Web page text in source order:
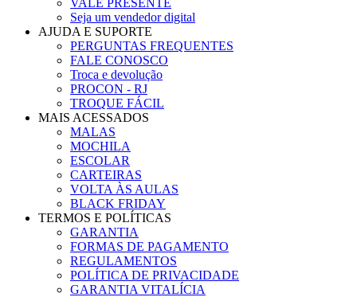
Seja um vendedor digital
AJUDA E SUPORTE
PERGUNTAS FREQUENTES
FALE CONOSCO
Troca e devolução
PROCON - RJ
TROQUE FÁCIL
MAIS ACESSADOS
MALAS
MOCHILA
ESCOLAR
CARTEIRAS
VOLTA ÀS AULAS
BLACK FRIDAY
TERMOS E POLÍTICAS
GARANTIA
FORMAS DE PAGAMENTO
REGULAMENTOS
POLÍTICA DE PRIVACIDADE
GARANTIA VITALÍCIA